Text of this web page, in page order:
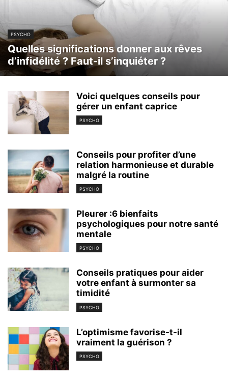
PSYCHO
Quelles significations donner aux rêves
d’infidélité ? Faut-il s’inquiéter ?
Voici quelques conseils pour
gérer un enfant caprice
PSYCHO
Conseils pour profiter d’une
relation harmonieuse et durable
malgré la routine
PSYCHO
Pleurer :6 bienfaits
psychologiques pour notre santé
mentale
PSYCHO
Conseils pratiques pour aider
votre enfant à surmonter sa
timidité
PSYCHO
L’optimisme favorise-t-il
vraiment la guérison ?
PSYCHO